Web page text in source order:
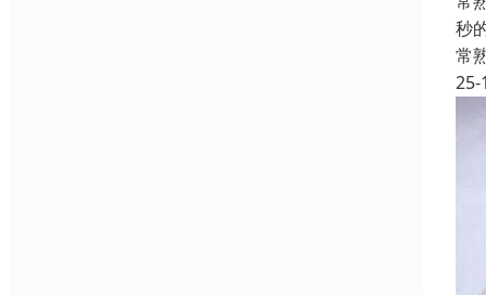
秒
常
25-